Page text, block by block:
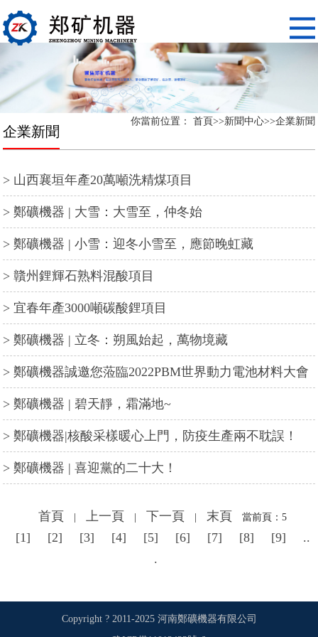
企業新聞
你當前位置： 首頁>>新聞中心>>企業新聞
> 山西襄垣年產20萬噸洗精煤項目
> 鄭礦機器 | 大雪：大雪至，仲冬始
> 鄭礦機器 | 小雪：迎冬小雪至，應節晚虹藏
> 贛州鋰輝石熟料混酸項目
> 宜春年產3000噸碳酸鋰項目
> 鄭礦機器 | 立冬：朔風始起，萬物境藏
> 鄭礦機器誠邀您蒞臨2022PBM世界動力電池材料大會
> 鄭礦機器 | 碧天靜，霜滿地~
> 鄭礦機器|核酸采樣暖心上門，防疫生產兩不耽誤！
> 鄭礦機器 | 喜迎黨的二十大！
首頁 上一頁 下一頁 末頁 當前頁：5
[1] [2] [3] [4] [5] [6] [7] [8] [9]
..
.
Copyright ? 2011-2025 河南鄭礦機器有限公司